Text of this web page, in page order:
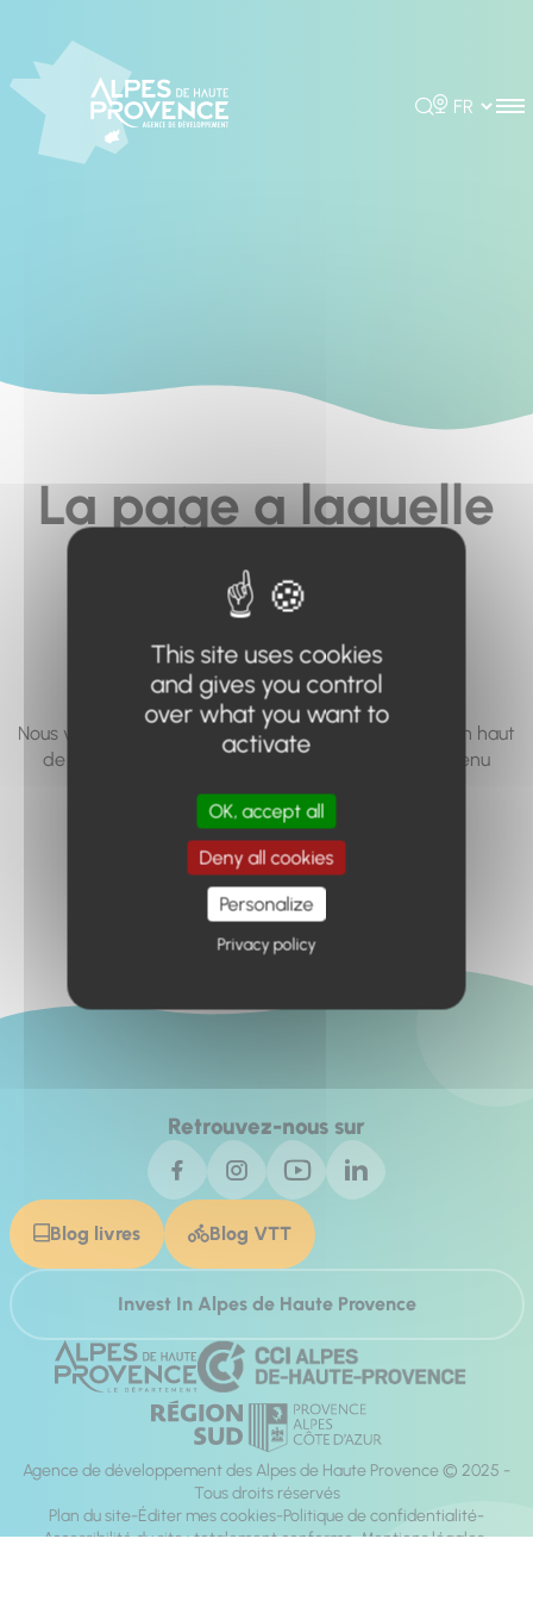
Rechercher
Choisir la
La page a laquelle
vous cherchez à
accéder n'existe
pas... ou plus.
Nous vous invitons à utiliser le moteur de recherche en haut
de page, ou à utiliser le menu pour trouver le contenu
Retour à l'accueil
Retrouvez-nous sur
Blog livres Blog VTT
Invest In Alpes de Haute Provence
Agence de développement des Alpes de Haute Provence © 2025 -
Tous droits réservés
Plan du site Éditer mes cookies Politique de confidentialité
Accessibilité du site : totalement conforme Mentions légales
This site uses cookies
and gives you control
over what you want to
activate
OK, accept all
Deny all cookies
Personalize
Privacy policy